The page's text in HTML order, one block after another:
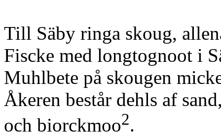
Till Säby ringa skoug,
Fiscke med longtognoot i
Muhlbete på skougen
Åkeren består dehls af
och biorckmoo2.